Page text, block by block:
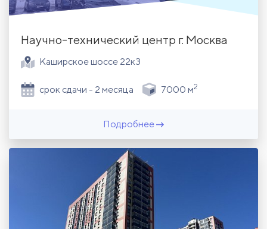
Научно-технический центр г. Москва
Каширское шоссе 22к3
срок сдачи - 2 месяца 7000 м2
Подробнее